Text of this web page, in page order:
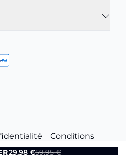
29,98 €59,95 €
Conditions